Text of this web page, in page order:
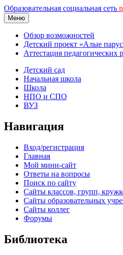
Образовательная социальная сеть
Меню
Обзор возможностей
Детский проект «Алые
Аттестация педагогических
Детский сад
Начальная школа
Школа
НПО и СПО
ВУЗ
Навигация
Вход/регистрация
Главная
Мой мини-сайт
Ответы на вопросы
Поиск по сайту
Сайты классов, групп,
Сайты образовательных
Сайты коллег
Форумы
Библиотека